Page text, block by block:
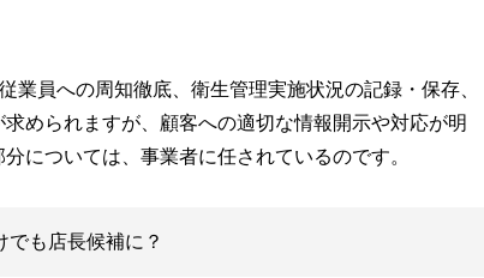
員への周知徹底、衛生管理実施状況の記録・保存、
められますが、顧客への適切な情報開示や対応が明
については、事業者に任されているのです。
でも店長候補に？